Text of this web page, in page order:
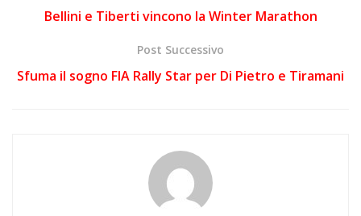
Bellini e Tiberti vincono la Winter Marathon
Post Successivo
Sfuma il sogno FIA Rally Star per Di Pietro e Tiramani